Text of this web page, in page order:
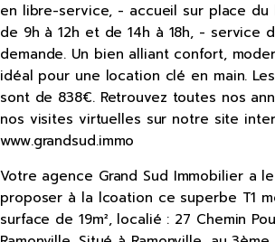
en libre-service, - accueil sur place du
de 9h à 12h et de 14h à 18h, - service
demande. Un bien alliant confort,
idéal pour une location clé en main.
sont de 838€. Retrouvez toutes nos
nos visites virtuelles sur notre site
www.grandsud.immo
Votre agence Grand Sud Immobilier a
proposer à la lcoation ce superbe T1
surface de 19m², localié : 27 Chemin